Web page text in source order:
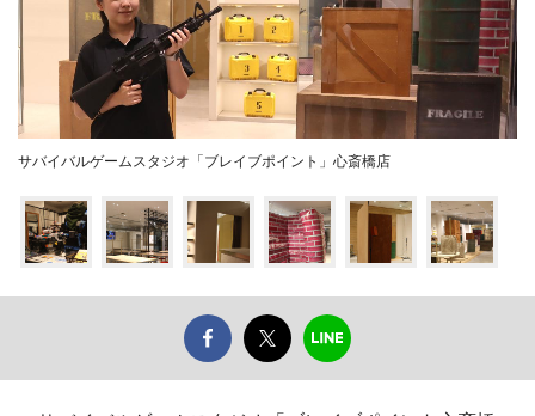
サバイバルゲームスタジオ「ブレイブポイント」心斎橋店